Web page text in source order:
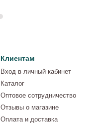
Клиентам
Вход в личный кабинет
Каталог
Оптовое сотрудничество
Отзывы о магазине
Оплата и доставка